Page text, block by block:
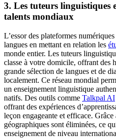
3. Les tuteurs linguistiques
talents mondiaux
L’essor des plateformes
langues en mettant en relation les
monde entier. Les tuteurs
classe à votre domicile, offrant des
grande sélection de langues et de
localement. Ce réseau mondial
un enseignement linguistique
natifs. Des outils comme Talkpal AI
offrant des expériences
leçon engageante et efficace.
géographiques sont éliminées, ce
enseignement de niveau